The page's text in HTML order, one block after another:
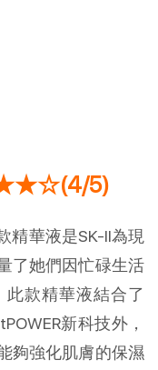
5)
精華液是SK-II為現
了她們因忙碌生活
款精華液結合了
新科技外，
夠強化肌膚的保濕